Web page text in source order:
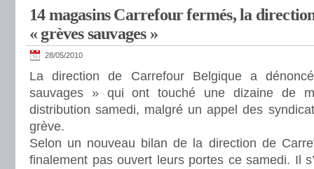
14 magasins Carrefour fermés, la
« grèves sauvages »
28/05/2010
La direction de Carrefour Belgique a
sauvages » qui ont touché une dizaine de
distribution samedi, malgré un appel des
grève.
Selon un nouveau bilan de la direction de
finalement pas ouvert leurs portes ce samedi. Il